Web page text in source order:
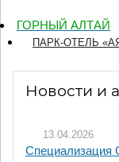
ГОРНЫЙ АЛТАЙ
ПАРК-ОТЕЛЬ
Новости и
13.04.2026
Специализация